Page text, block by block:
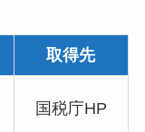
取得先
国税庁HP